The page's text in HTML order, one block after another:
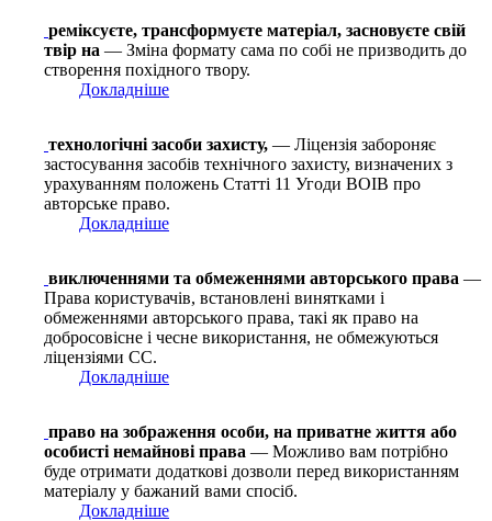
реміксуєте, трансформуєте матеріал, засновуєте свій
твір на — Зміна формату сама по собі не призводить до
створення похідного твору.
Докладніше
технологічні засоби захисту, — Ліцензія забороняє
застосування засобів технічного захисту, визначених з
урахуванням положень Статті 11 Угоди ВОІВ про
авторське право.
Докладніше
виключеннями та обмеженнями авторського права —
Права користувачів, встановлені винятками і
обмеженнями авторського права, такі як право на
добросовісне і чесне використання, не обмежуються
ліцензіями СС.
Докладніше
право на зображення особи, на приватне життя або
особисті немайнові права — Можливо вам потрібно
буде отримати додаткові дозволи перед використанням
матеріалу у бажаний вами спосіб.
Докладніше